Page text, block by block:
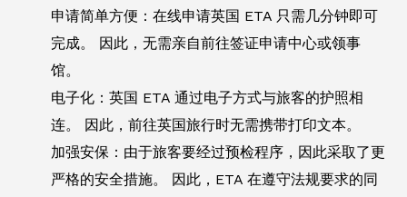
申请简单方便：在线申请英国 ETA 只需几分钟即可
完成。 因此，无需亲自前往签证申请中心或领事
馆。
电子化：英国 ETA 通过电子方式与旅客的护照相
连。 因此，前往英国旅行时无需携带打印文本。
加强安保：由于旅客要经过预检程序，因此采取了更
严格的安全措施。 因此，ETA 在遵守法规要求的同